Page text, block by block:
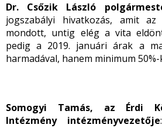
Dr. Csőzik László
jogszabályi hivatkozás, amit
mondott, untig elég a vita
pedig a 2019. januári árak a
harmadával, hanem minimum
Somogyi Tamás, az Érdi
Intézmény intézményvezetője